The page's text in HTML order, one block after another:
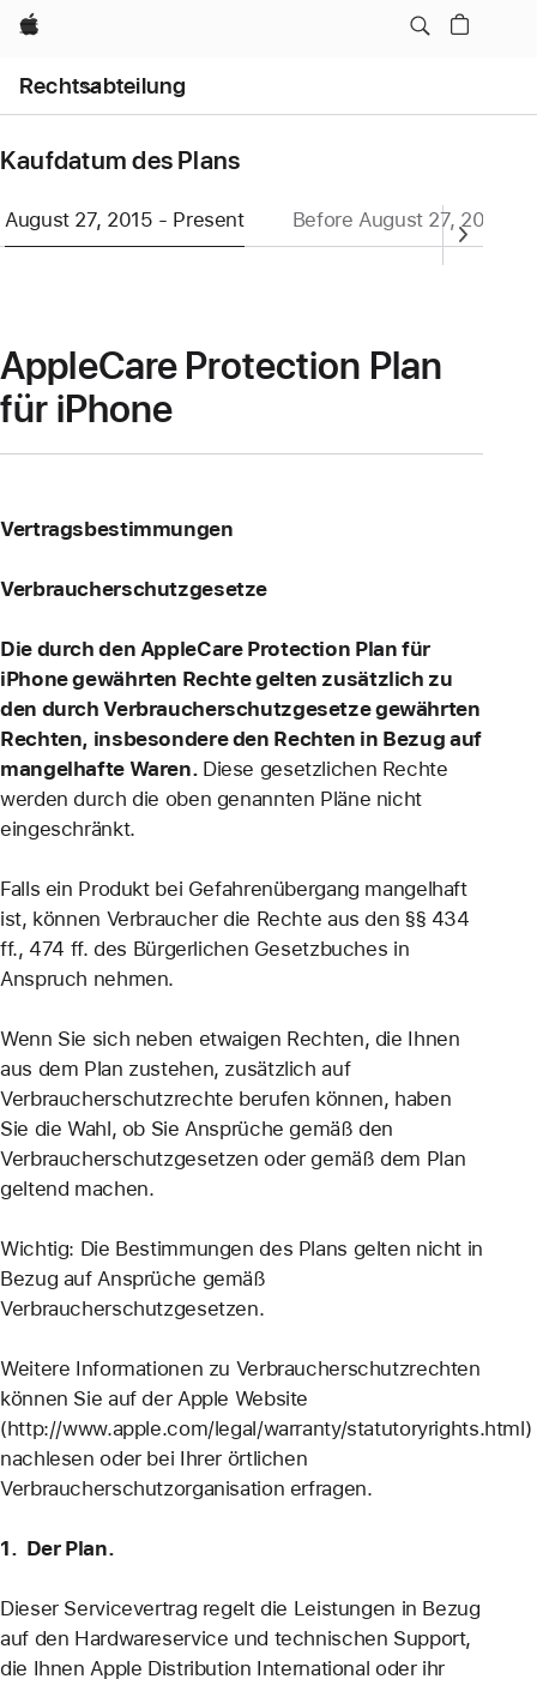
Apple
Rechtsabteilung
Menu
Kaufdatum des Plans
August 27, 2015 - Present Before August 27, 2015
AppleCare Protection Plan
für iPhone
Vertragsbestimmungen
Verbraucherschutzgesetze
Die durch den AppleCare Protection Plan für
iPhone gewährten Rechte gelten zusätzlich zu
den durch Verbraucherschutzgesetze gewährten
Rechten, insbesondere den Rechten in Bezug auf
mangelhafte Waren. Diese gesetzlichen Rechte
werden durch die oben genannten Pläne nicht
eingeschränkt.
Falls ein Produkt bei Gefahrenübergang mangelhaft
ist, können Verbraucher die Rechte aus den §§ 434
ff., 474 ff. des Bürgerlichen Gesetzbuches in
Anspruch nehmen.
Wenn Sie sich neben etwaigen Rechten, die Ihnen
aus dem Plan zustehen, zusätzlich auf
Verbraucherschutzrechte berufen können, haben
Sie die Wahl, ob Sie Ansprüche gemäß den
Verbraucherschutzgesetzen oder gemäß dem Plan
geltend machen.
Wichtig: Die Bestimmungen des Plans gelten nicht in
Bezug auf Ansprüche gemäß
Verbraucherschutzgesetzen.
Weitere Informationen zu Verbraucherschutzrechten
können Sie auf der Apple Website
(http://www.apple.com/legal/warranty/statutoryrights.html)
nachlesen oder bei Ihrer örtlichen
Verbraucherschutzorganisation erfragen.
1. Der Plan.
Dieser Servicevertrag regelt die Leistungen in Bezug
auf den Hardwareservice und technischen Support,
die Ihnen Apple Distribution International oder ihr